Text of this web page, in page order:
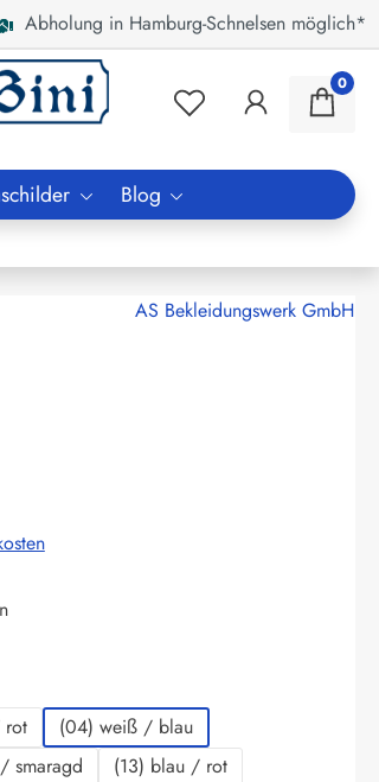
Abholung in Hamburg-Schnelsen möglich*
0
Blog
AS Bekleidungswerk GmbH
(04) weiß / blau
smaragd
(13) blau / rot